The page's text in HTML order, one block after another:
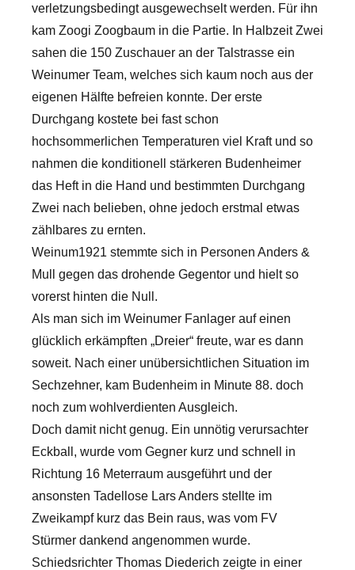
verletzungsbedingt ausgewechselt werden. Für ihn
kam Zoogi Zoogbaum in die Partie. In Halbzeit Zwei
sahen die 150 Zuschauer an der Talstrasse ein
Weinumer Team, welches sich kaum noch aus der
eigenen Hälfte befreien konnte. Der erste
Durchgang kostete bei fast schon
hochsommerlichen Temperaturen viel Kraft und so
nahmen die konditionell stärkeren Budenheimer
das Heft in die Hand und bestimmten Durchgang
Zwei nach belieben, ohne jedoch erstmal etwas
zählbares zu ernten.
Weinum1921 stemmte sich in Personen Anders &
Mull gegen das drohende Gegentor und hielt so
vorerst hinten die Null.
Als man sich im Weinumer Fanlager auf einen
glücklich erkämpften „Dreier“ freute, war es dann
soweit. Nach einer unübersichtlichen Situation im
Sechzehner, kam Budenheim in Minute 88. doch
noch zum wohlverdienten Ausgleich.
Doch damit nicht genug. Ein unnötig verursachter
Eckball, wurde vom Gegner kurz und schnell in
Richtung 16 Meterraum ausgeführt und der
ansonsten Tadellose Lars Anders stellte im
Zweikampf kurz das Bein raus, was vom FV
Stürmer dankend angenommen wurde.
Schiedsrichter Thomas Diederich zeigte in einer